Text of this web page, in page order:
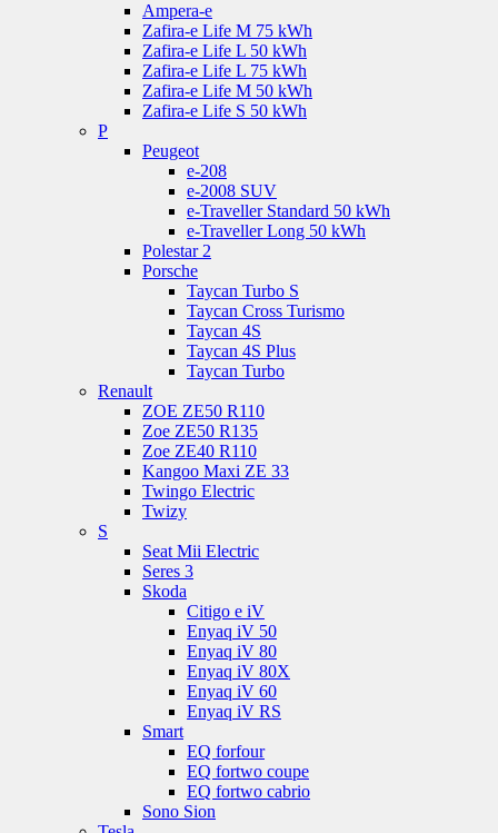
Ampera-e
Zafira-e Life M 75 kWh
Zafira-e Life L 50 kWh
Zafira-e Life L 75 kWh
Zafira-e Life M 50 kWh
Zafira-e Life S 50 kWh
P
Peugeot
e-208
e-2008 SUV
e-Traveller Standard 50 kWh
e-Traveller Long 50 kWh
Polestar 2
Porsche
Taycan Turbo S
Taycan Cross Turismo
Taycan 4S
Taycan 4S Plus
Taycan Turbo
Renault
ZOE ZE50 R110
Zoe ZE50 R135
Zoe ZE40 R110
Kangoo Maxi ZE 33
Twingo Electric
Twizy
S
Seat Mii Electric
Seres 3
Skoda
Citigo e iV
Enyaq iV 50
Enyaq iV 80
Enyaq iV 80X
Enyaq iV 60
Enyaq iV RS
Smart
EQ forfour
EQ fortwo coupe
EQ fortwo cabrio
Sono Sion